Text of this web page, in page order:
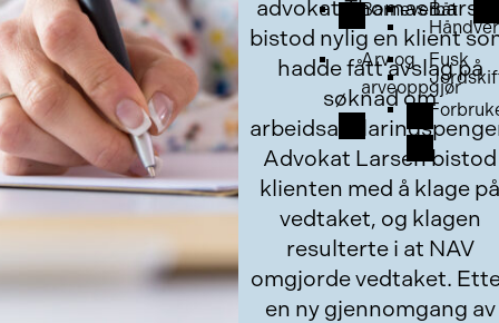
Barnevern
Arv og
arveoppgjør
Båt
Fusk
advokat Thomas
bistod nylig en klient
hadde fått avslag på
søknad om
Advokat Larsen bistod
klienten med å klage på
vedtaket, og klagen
resulterte i at NAV
omgjorde vedtaket.
en ny gjennomgang av